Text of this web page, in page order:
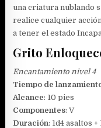
una criatura nublando
realice cualquier
a tener el estado
Grito
Encantamiento nivel 4
Tiempo de
Alcance: 10 pies
Componentes: V
Duración: 1d4 asaltos